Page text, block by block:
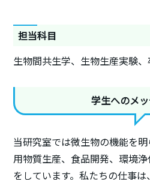
担当科目
生物間共生学、生物生産実験
学生へのメ
当研究室では微生物の機能を
用物質生産、食品開発、環境
をしています。私たちの仕事